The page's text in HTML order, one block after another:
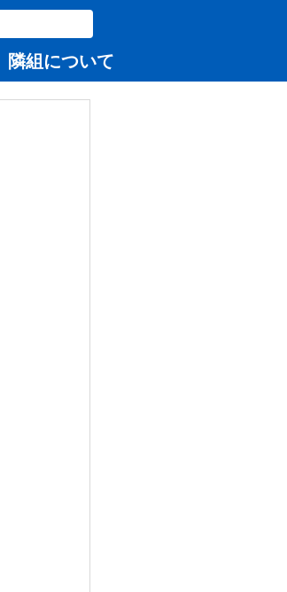
隣組について